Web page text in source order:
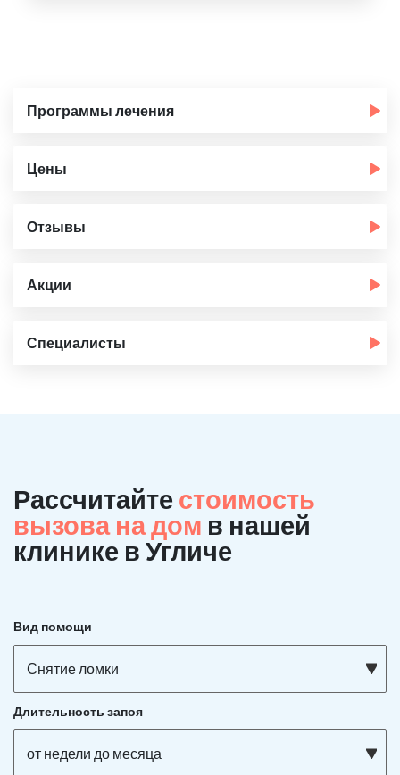
Программы лечения
Цены
Отзывы
Акции
Специалисты
Рассчитайте стоимость
вызова на дом в нашей
клинике в Угличе
Вид помощи
Снятие ломки
Длительность запоя
от недели до месяца